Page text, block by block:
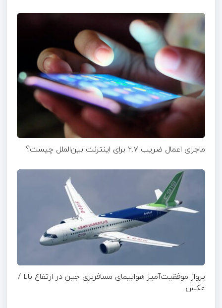
ماجرای اعمال ضریب ۲.۷ برای اینترنت بین‌الملل چیست؟
پرواز موفقیت‌آمیز هواپیمای مسافربری چین در ارتفاع بالا /
عکس